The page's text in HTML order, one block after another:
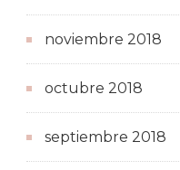
noviembre 2018
octubre 2018
septiembre 2018